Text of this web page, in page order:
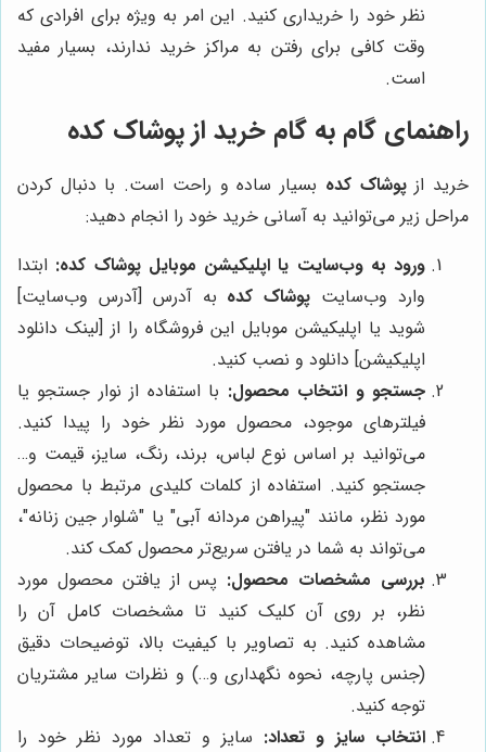
نظر خود را خریداری کنید. این امر به ویژه برای افرادی که
وقت کافی برای رفتن به مراکز خرید ندارند، بسیار مفید
است.
راهنمای گام به گام خرید ازپوشاک کده
خرید ازپوشاک کده بسیار ساده و راحت است. با دنبال کردن
مراحل زیر می‌توانید به آسانی خرید خود را انجام دهید:
ورود به وب‌سایت یا اپلیکیشن موبایلپوشاک کده: ابتدا
وارد وب‌سایت پوشاک کده به آدرس [آدرس وب‌سایت]
شوید یا اپلیکیشن موبایل این فروشگاه را از [لینک دانلود
اپلیکیشن] دانلود و نصب کنید.
جستجو و انتخاب محصول: با استفاده از نوار جستجو یا
فیلترهای موجود، محصول مورد نظر خود را پیدا کنید.
می‌توانید بر اساس نوع لباس، برند، رنگ، سایز، قیمت و…
جستجو کنید. استفاده از کلمات کلیدی مرتبط با محصول
مورد نظر، مانند "پیراهن مردانه آبی" یا "شلوار جین زنانه"،
می‌تواند به شما در یافتن سریع‌تر محصول کمک کند.
بررسی مشخصات محصول: پس از یافتن محصول مورد
نظر، بر روی آن کلیک کنید تا مشخصات کامل آن را
مشاهده کنید. به تصاویر با کیفیت بالا، توضیحات دقیق
(جنس پارچه، نحوه نگهداری و…) و نظرات سایر مشتریان
توجه کنید.
انتخاب سایز و تعداد: سایز و تعداد مورد نظر خود را